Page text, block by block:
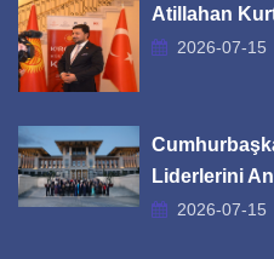
Atillahan
2026-07-15
Liderlerini
2026-07-15